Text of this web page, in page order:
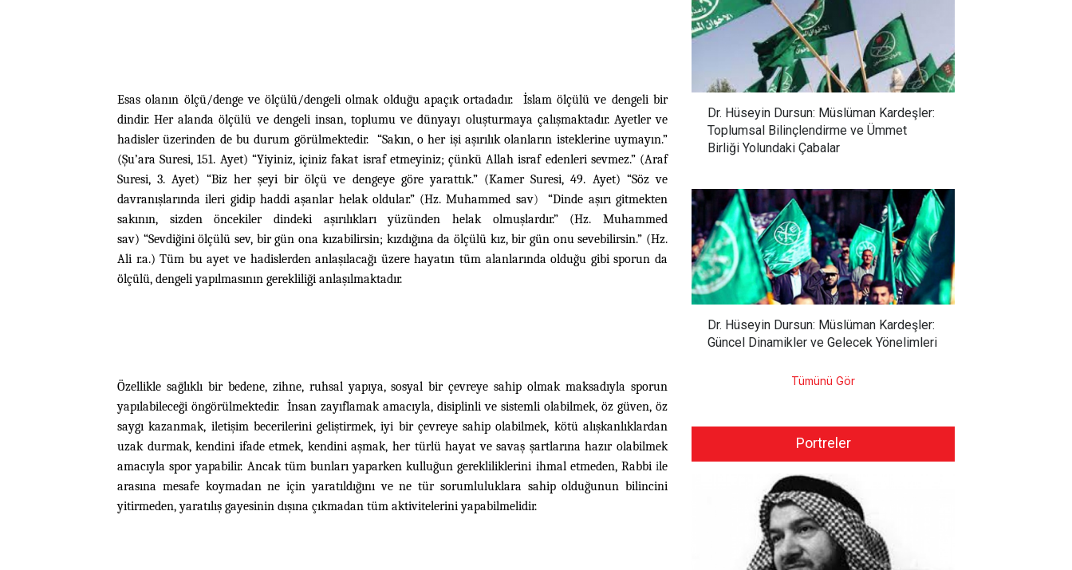
Esas olanın ölçü/denge ve ölçülü/dengeli olmak olduğu apaçık ortadadır. İslam ölçülü ve dengeli bir
dindir. Her alanda ölçülü ve dengeli insan, toplumu ve dünyayı oluşturmaya çalışmaktadır. Ayetler ve
hadisler üzerinden de bu durum görülmektedir. “Sakın, o her işi aşırılık olanların isteklerine uymayın.”
(Şu’ara Suresi, 151. Ayet) “Yiyiniz, içiniz fakat israf etmeyiniz; çünkü Allah israf edenleri sevmez.” (Araf
Suresi, 3. Ayet) “Biz her şeyi bir ölçü ve dengeye göre yarattık.” (Kamer Suresi, 49. Ayet) “Söz ve
davranışlarında ileri gidip haddi aşanlar helak oldular.” (Hz. Muhammed sav)
“Dinde aşırı gitmekten
sakının, sizden öncekiler dindeki aşırılıkları yüzünden helak olmuşlardır.” (Hz. Muhammed
sav) “Sevdiğini ölçülü sev, bir gün ona kızabilirsin; kızdığına da ölçülü kız, bir gün onu sevebilirsin.” (Hz.
Ali r.a.) Tüm bu ayet ve hadislerden anlaşılacağı üzere hayatın tüm alanlarında olduğu gibi sporun da
ölçülü, dengeli yapılmasının gerekliliği anlaşılmaktadır.
Özellikle sağlıklı bir bedene, zihne, ruhsal yapıya, sosyal bir çevreye sahip olmak maksadıyla sporun
yapılabileceği öngörülmektedir. İnsan zayıflamak amacıyla, disiplinli ve sistemli olabilmek, öz güven, öz
saygı kazanmak, iletişim becerilerini geliştirmek, iyi bir çevreye sahip olabilmek, kötü alışkanlıklardan
uzak durmak, kendini ifade etmek, kendini aşmak, her türlü hayat ve savaş şartlarına hazır olabilmek
amacıyla spor yapabilir. Ancak tüm bunları yaparken kulluğun gerekliliklerini ihmal etmeden, Rabbiile
arasına mesafe koymadan ne için yaratıldığını ve ne tür sorumluluklara sahip olduğunun bilincini
yitirmeden, yaratılış gayesinin dışına çıkmadan tüm aktivitelerini yapabilmelidir.
Dr. Hüseyin Dursun: Müslüman Kardeşler:
Toplumsal Bilinçlendirme ve Ümmet
Birliği Yolundaki Çabalar
Dr. Hüseyin Dursun: Müslüman Kardeşler:
Güncel Dinamikler ve Gelecek Yönelimleri
Tümünü Gör
Portreler